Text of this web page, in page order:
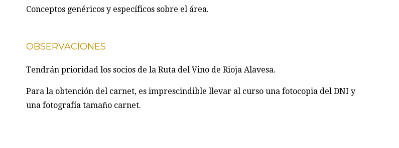
Conceptos genéricos y específicos sobre el área.
OBSERVACIONES
Tendrán prioridad los socios de la Ruta del Vino de Rioja Alavesa.
Para la obtención del carnet, es imprescindible llevar al curso una fotocopia del DNI y
una fotografía tamaño carnet.